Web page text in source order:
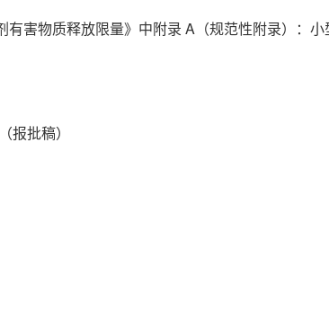
害物质释放限量》中附录 A（规范性附录）：
批稿）